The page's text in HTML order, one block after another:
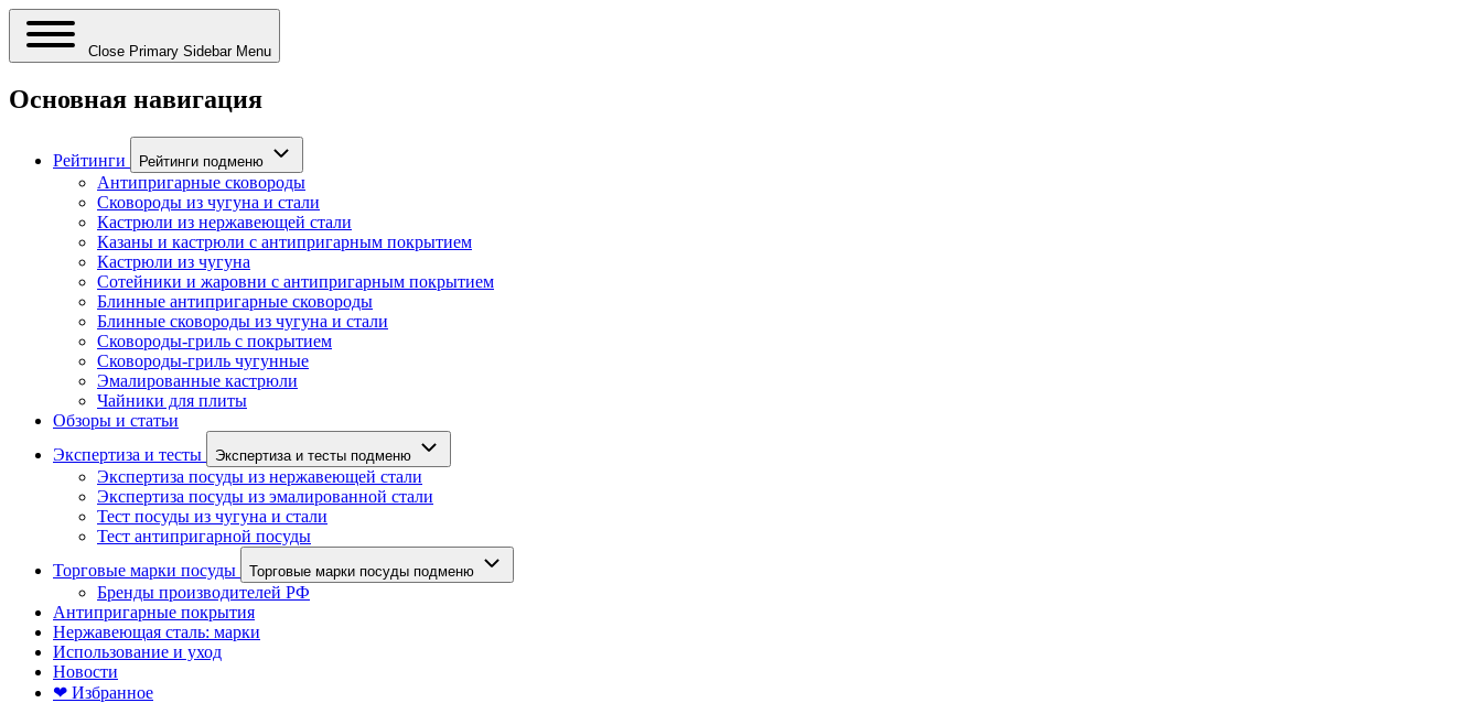
Close Primary Sidebar Menu
Основная навигация
Рейтинги Рейтинги подменю
Антипригарные сковороды
Сковороды из чугуна и стали
Кастрюли из нержавеющей стали
Казаны и кастрюли с антипригарным покрытием
Кастрюли из чугуна
Сотейники и жаровни с антипригарным покрытием
Блинные антипригарные сковороды
Блинные сковороды из чугуна и стали
Сковороды-гриль с покрытием
Сковороды-гриль чугунные
Эмалированные кастрюли
Чайники для плиты
Обзоры и статьи
Экспертиза и тесты
Экспертиза и тесты подменю
Экспертиза посуды из нержавеющей стали
Экспертиза посуды из эмалированной стали
Тест посуды из чугуна и стали
Тест антипригарной посуды
Торговые марки посуды
Торговые марки посуды подменю
Бренды производителей РФ
Антипригарные покрытия
Нержавеющая сталь: марки
Использование и уход
Новости
❤ Избранное